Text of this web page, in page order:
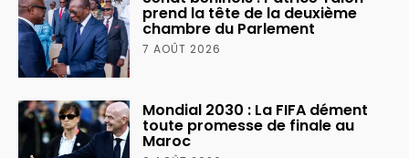
prend la tête de la deuxième
chambre du Parlement
7 AOÛT 2026
Mondial 2030 : La FIFA dément
toute promesse de finale au
Maroc